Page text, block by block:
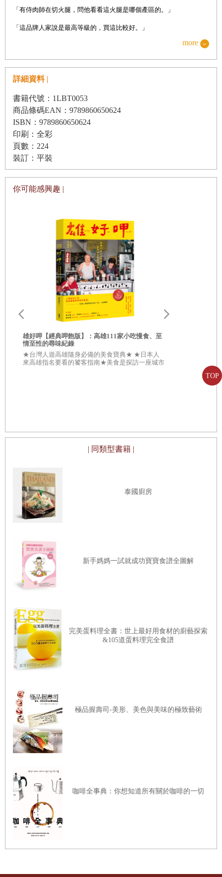
TOP
Chapter 7專業吃貨帶你尋找伊比利火腿
1 聖塞巴斯提安
4巴塞隆納
1 總之，該怎麼享受一盤伊比利火腿？
2 市面上賣的伊比利亞火腿，
3伊比利火腿前腿及後腿有什麼不同？
4伊比利亞火腿熟成時間越多年越好？
吃伊比利火腿會變胖嗎？需要把脂肪部分切除嗎？
除了書中提到的酒品搭配，還有哪些飲品可以搭配呢？
後記：以不同角度體驗西班牙吃的文化
「有侍肉師在切火腿，問他看看這火腿是哪個產區的。」
「這品牌人家說是最高等級的，買這比較好。」
聽到這些評論時，我常常笑而不答，因為解釋起伊比利豬並非三
言兩語即可說清。伊比利火腿被列為世界珍貴食材，也是傳奇的食
材，曾經在臺灣風靡一時，卻沒有機會讓臺灣民眾好好認識它，實為
可惜。
網路上的資訊很多，但未必都正確；即便是通曉切火腿技術的切
肉師，多數卻沒有經過火腿知識的專業訓練，很可能誤導消費者。正
因如此，我很渴望與讀者分享，究竟是什麼讓伊比利火腿這麼特別？
它的名氣從何而來？書中每篇文章都由我親自訪問，到不同的伊比利
知識，希望將這食材的特別之處，分享給大家。藉由伊比利火腿，可
以窺見西班牙，感受當地的自然生態，有不同香味的堆疊，以及對美
食的指引。也看到西班牙的農牧業，對於傳統，當地人是遵循還是放
棄。也看到人與人之間的情感交織下的西班牙風景。
從初來乍到西班牙，至今已經第八個年頭，仍每天發現新的味
道。我認識一群堅持著上一世代做法的迷人小農，他們尊重土地，維
持生態平衡，用自己堅信的方式，與這片土地溝通。在西班牙許多地
區，至今仍依據季節更迭，進行放牧甚至是游牧，維持最天然的放養
方式和食物製作工序。寫書其實是我埋藏在心中多年的種子，在西班
牙的這幾年，我的工作與生活，都和當地食材相關，曾經在工業化的
肉品公司任職，當我看到包裝廠每隻雞腿的大小重量一樣、豬肉的切
腿，是西班牙最具代表性的美食之一。多年以來，我在旁記錄了不少
第一手資料，讀者能由當地的生態、物種、氣候以及風俗習慣，一窺
伊比利火腿之所以成為歐陸傳奇食材的原因。我也記錄了這難得一見
的家族企業，堅定地阻擋西班牙市場工業化的滲入。跟西班牙家族一
二，懂吃。午餐時間就開始討論起下週晚餐要在哪一間餐廳用餐，哪
家的食材新鮮，哪位主廚的風格簡約，但是凸顯出食材的美味。
有了這本書，讀者將知道這傳奇食材的源頭，伊比利豬的飼養方
自西班牙的優質火腿，每個環節的把關都缺一不可。各位也將更加認
識西班牙的飲食文化和歷史、人文風俗、伊比利火腿與餐酒的搭配關
鍵、如何以火腿入菜，並介紹西班牙當地的特色餐廳，讓讀者親自拜
訪。最重要的是，希望跟大家分享伊比利火腿背後每個動人的時刻。
牧豬人，以及每天不曾停休的
Chapter 1進入伊比利火腿老廠家的大門
Adrià ）改變了西班牙的廚藝模式，他大膽又充滿實驗精神，在西班牙
颳起「分子旋風」。這位加泰隆尼亞大廚發明「解構主義」的廚藝技
巧，顛覆世人對於一道菜既有的想像，創造出在視覺、觸覺、味覺等
五感上都帶有衝擊性的呈現方式，這在西班牙無疑是一項創新。但是
more
詳細資料 |
書籍代號：1LBT0053
商品條碼EAN：9789860650624
ISBN：9789860650624
印刷：全彩
頁數：224
裝訂：平裝
你可能感興趣 |
雄好呷【經典呷飽版】：高雄111家小吃慢食、至
情至性的尋味紀錄
★台灣人遊高雄隨身必備的美食寶典★ ★日本人
來高雄指名要看的饕客指南★美食是探訪一座城市
| 同類型書籍 |
泰國廚房
新手媽媽一試就成功寶寶食譜全圖解
完美蛋料理全書：世上最好用食材的廚藝探索
&105道蛋料理完全食譜
極品握壽司-美形、美色與美味的極致藝術
咖啡全事典：你想知道所有關於咖啡的一切